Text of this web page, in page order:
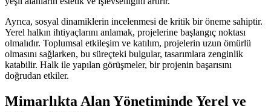
Ayrıca, sosyal dinamiklerin incelenmesi de kritik bir öneme sahiptir.
Yerel halkın ihtiyaçlarını anlamak, projelerine başlangıç noktası
olmalıdır. Toplumsal etkileşim ve katılım, projelerin uzun ömürlü
olmasını sağlarken, bu süreçteki bulgular, tasarımlara zenginlik
katabilir. Halk ile yapılan görüşmeler, bir projenin başarısını
doğrudan etkiler.
Mimarlıkta Alan Yönetiminde Yerel ve